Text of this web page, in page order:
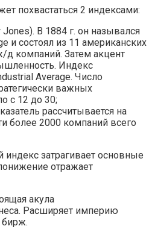
похвастаться 2 индексами:
В 1884 г. он назывался
и состоял из 11 американских
компаний. Затем акцент
Индекс
Average. Число
важных
с 12 до 30;
рассчитывается на
более 2000 компаний всего
индекс затрагивает основные
отражает
акула
Расширяет империю
бирж.